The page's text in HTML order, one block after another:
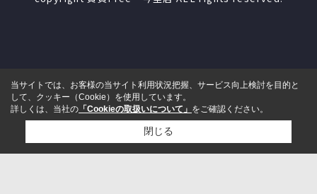
来店予約 電話
当サイトでは、お客様の当サイト利用状況把握、サービス向上検討を目的と
して、クッキー（Cookie）を使用しています。
詳しくは、当社の 「Cookieの取扱いについて」 をご確認ください。
閉じる